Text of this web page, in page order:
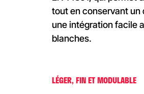
tout en conservant un
une intégration facile
blanches.
LÉGER, FIN ET MODULABLE